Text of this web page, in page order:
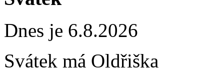
Dnes je 6.8.2026
Svátek má Oldřiška